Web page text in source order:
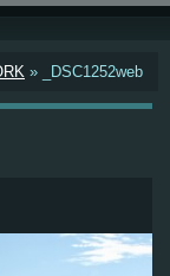
» _DSC1252web